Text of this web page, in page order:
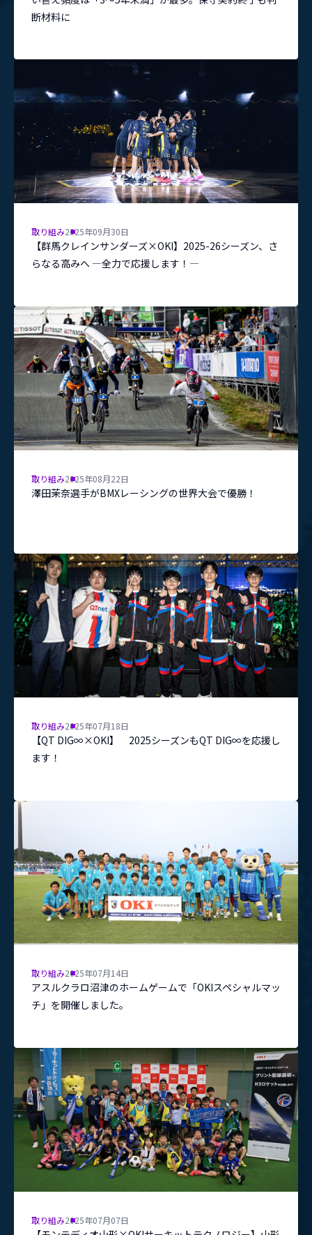
断材料に
取り組み2025年09月30日
【群馬クレインサンダーズ×OKI】2025-26シーズン、さ
らなる高みへ ―全力で応援します！―
取り組み2025年08月22日
澤田茉奈選手がBMXレーシングの世界大会で優勝！
取り組み2025年07月18日
【QT DIG∞×OKI】 2025シーズンもQT DIG∞を応援し
ます！
取り組み2025年07月14日
アスルクラロ沼津のホームゲームで「OKIスペシャルマッ
チ」を開催しました。
取り組み2025年07月07日